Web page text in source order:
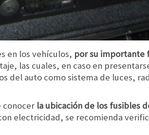
en los vehículos, por su importante
las cuales, en caso en
del auto como sistema de luces,
conocer la ubicación de los fusibles
electricidad, se recomienda